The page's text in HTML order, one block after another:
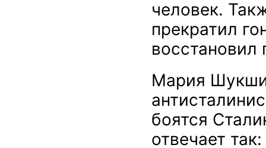
человек.
прекратил
восстановил
Мария
боятся
отвечает так: